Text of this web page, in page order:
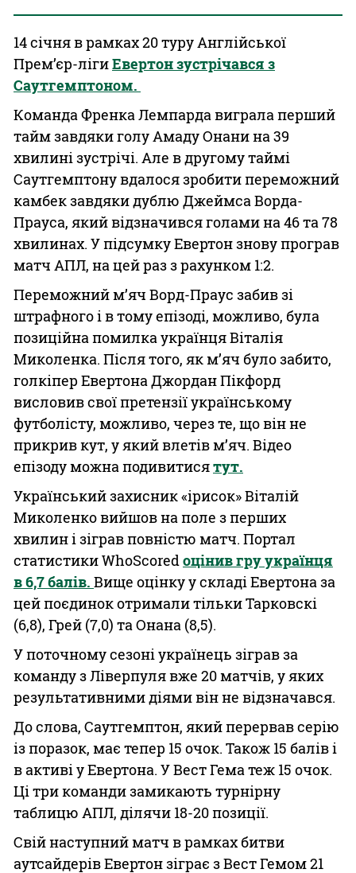
14 січня в рамках 20 туру Англійської
Прем’єр-лігиЕвертон зустрічався з
Саутгемптоном.
Команда Френка Лемпарда виграла перший
тайм завдяки голу Амаду Онани на 39
хвилині зустрічі. Але в другому таймі
Саутгемптону вдалося зробити переможний
камбек завдяки дублю Джеймса Ворда-
Прауса, який відзначився голами на 46 та 78
хвилинах. У підсумку Евертон знову програв
матч АПЛ, на цей раз з рахунком 1:2.
Переможний м’яч Ворд-Праус забив зі
штрафного і в тому епізоді, можливо, була
позиційна помилка українця Віталія
Миколенка. Після того, як м’яч було забито,
голкіпер Евертона Джордан Пікфорд
висловив свої претензії українському
футболісту, можливо, через те, що він не
прикрив кут, у який влетів м’яч. Відео
епізоду можна подивитисятут.
Український захисник «ірисок» Віталій
Миколенко вийшов на поле з перших
хвилин і зіграв повністю матч. Портал
статистики WhoScoredоцінив гру українця
в 6,7 балів. Вище оцінку у складі Евертона за
цей поєдинок отримали тільки Тарковскі
(6,8), Грей (7,0) та Онана (8,5).
У поточному сезоні українець зіграв за
команду з Ліверпуля вже 20 матчів, у яких
результативними діями він не відзначався.
До слова, Саутгемптон, який перервав серію
із поразок, має тепер 15 очок. Також 15 балів і
в активі у Евертона. У Вест Гема теж 15 очок.
Ці три команди замикають турнірну
таблицю АПЛ, ділячи 18-20 позиції.
Свій наступний матч в рамках битви
аутсайдерів Евертон зіграє з Вест Гемом 21